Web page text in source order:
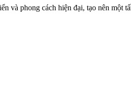
và phong cách hiện đại, tạo nên một